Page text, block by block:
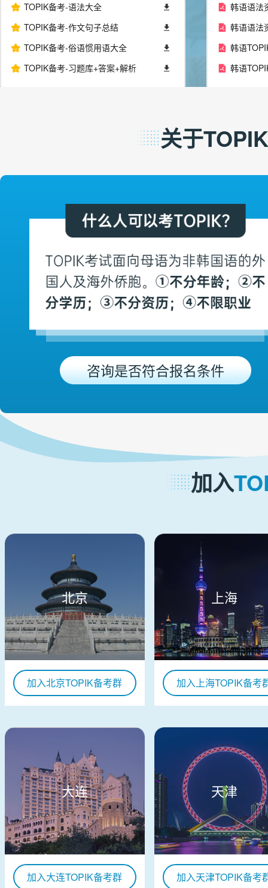
TOPIK备考-语法大全
TOPIK备考-作文句子总结
TOPIK备考-俗语惯用语大全
TOPIK备考-习题库+答案+解析
韩语语法
韩语语法
韩语
韩语
关于
咨询是否符合报名条件
加入
北京
加入北京TOPIK备考群
上海
加入上海TOPIK备考
大连
加入大连TOPIK备考群
天津
加入天津TOPIK备考